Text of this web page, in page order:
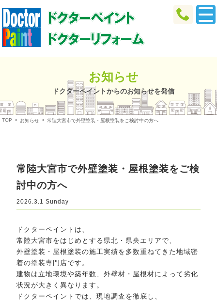
お知らせ
ドクターペイントからのお知らせを発信
TOP > お知らせ > 常陸大宮市で外壁塗装・屋根塗装をご検討中の方へ
常陸大宮市で外壁塗装・屋根塗装をご検
討中の方へ
2026.3.1 Sunday
ドクターペイント は、
常陸大宮市をはじめとする県北・県央エリアで、
外壁塗装・屋根塗装の施工実績を多数重ねてきた地域密
着の塗装専門店です。
建物は立地環境や築年数、外壁材・屋根材によって劣化
状況が大きく異なります。
ドクターペイントでは、現地調査を徹底し、